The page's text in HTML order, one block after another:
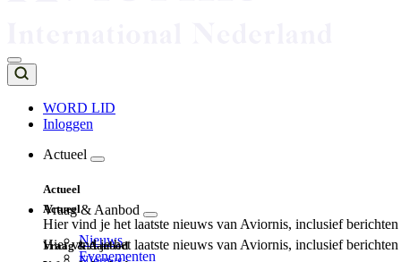
Top
navigation
WORD LID
Inloggen
navigation
Actueel
Actueel
Hier vind je het laatste nieuws van Aviornis, inclusief
Nieuws
Evenementen
Actueel
Hier vind je het laatste nieuws van Aviornis, inclusief
Vraag & Aanbod
Vraag & Aanbod